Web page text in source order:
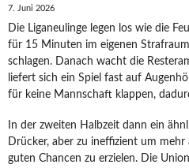
7. Juni 2026
Die Liganeulinge legen los wie die
für 15 Minuten im eigenen
schlagen. Danach wacht die
liefert sich ein Spiel fast auf
für keine Mannschaft klappen,
In der zweiten Halbzeit dann ein
Drücker, aber zu ineffizient um mehr
guten Chancen zu erzielen. Die